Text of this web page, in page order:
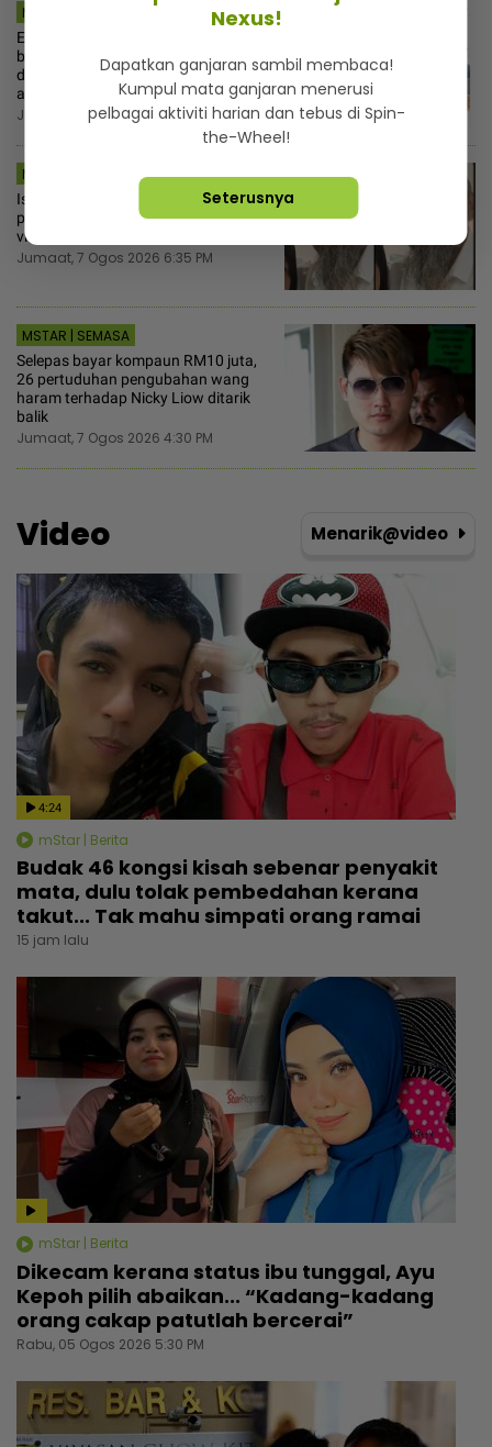
MSTAR | SEMASA
Elak ditipu tabung palsu! Pemuda ini
bina platform khas himpun masjid
dan surau perlu dana, salur terus ke
akaun rasmi
Jumaat, 7 Ogos 2026 7:15 PM
MSTAR | SENSASI
Ismahalil reda terima hukuman
penjara 30 tahun, sempat rakam
video terakhir ucap terima kasih
Jumaat, 7 Ogos 2026 6:35 PM
MSTAR | SEMASA
Selepas bayar kompaun RM10 juta,
26 pertuduhan pengubahan wang
haram terhadap Nicky Liow ditarik
balik
Jumaat, 7 Ogos 2026 4:30 PM
Video Menarik@video
4:24
mStar | Berita
Budak 46 kongsi kisah sebenar penyakit
mata, dulu tolak pembedahan kerana
takut... Tak mahu simpati orang ramai
15 jam lalu
mStar | Berita
Dikecam kerana status ibu tunggal, Ayu
Kepoh pilih abaikan... “Kadang-kadang
orang cakap patutlah bercerai”
Rabu, 05 Ogos 2026 5:30 PM
Nexus!
Dapatkan ganjaran sambil membaca!
Kumpul mata ganjaran menerusi
pelbagai aktiviti harian dan tebus di Spin-
the-Wheel!
Seterusnya